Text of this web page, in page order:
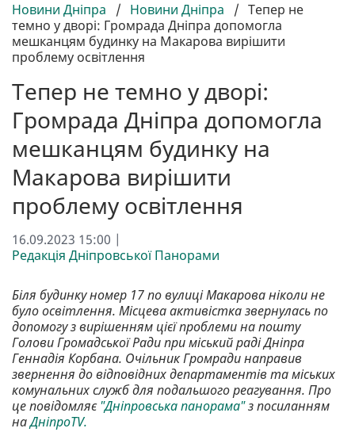
Новини Дніпра / Новини Дніпра / Тепер не
темно у дворі: Громрада Дніпра допомогла
мешканцям будинку на Макарова вирішити
проблему освітлення
Тепер не темно у дворі:
Громрада Дніпра допомогла
мешканцям будинку на
Макарова вирішити
проблему освітлення
16.09.2023 15:00 |
Редакція Дніпровської Панорами
Біля будинку номер 17 по вулиці Макарова ніколи не
було освітлення. Місцева активістка звернулась по
допомогу з вирішенням цієї проблеми на пошту
Голови Громадської Ради при міський раді Дніпра
Геннадія Корбана. Очільник Громради направив
звернення до відповідних департаментів та міських
комунальних служб для подальшого реагування. Про
це повідомляє"Дніпровська панорама"з посиланням
наДніпроTV.